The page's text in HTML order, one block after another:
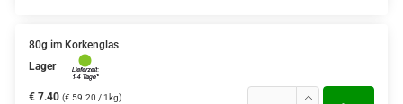
80g im Korkenglas
Lager
€ 7.40 (€ 59.20 / 1kg)